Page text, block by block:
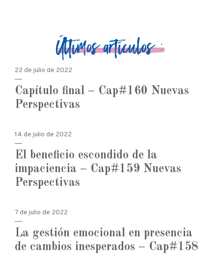
Últimos artículos :
22 de julio de 2022
Capítulo final – Cap#160 Nuevas
Perspectivas
14 de julio de 2022
El beneficio escondido de la
impaciencia – Cap#159 Nuevas
Perspectivas
7 de julio de 2022
La gestión emocional en presencia
de cambios inesperados – Cap#158